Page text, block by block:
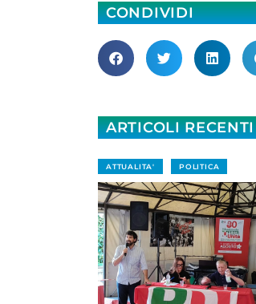
CONDIVIDI
ARTICOLI RECENTI
ATTUALITA' POLITICA